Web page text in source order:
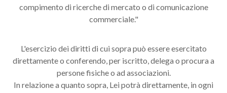
compimento di ricerche di mercato o di comunicazione
commerciale."
L'esercizio dei diritti di cui sopra può essere esercitato
direttamente o conferendo, per iscritto, delega o procura a
persone fisiche o ad associazioni.
In relazione a quanto sopra, Lei potrà direttamente, in ogni